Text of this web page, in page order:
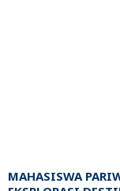
MAHASISWA